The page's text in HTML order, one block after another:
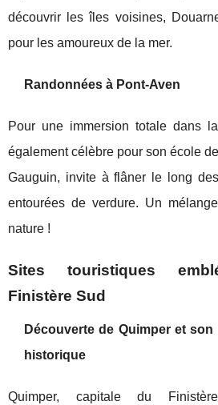
découvrir les îles voisines,
pour les amoureux de la mer.
Randonnées à Pont-Aven
Pour une immersion totale dans
également célèbre pour son école
Gauguin, invite à flâner le long
entourées de verdure. Un
nature !
Sites touristiques
Finistère Sud
Découverte de Quimperet son
historique
Quimper, capitale du